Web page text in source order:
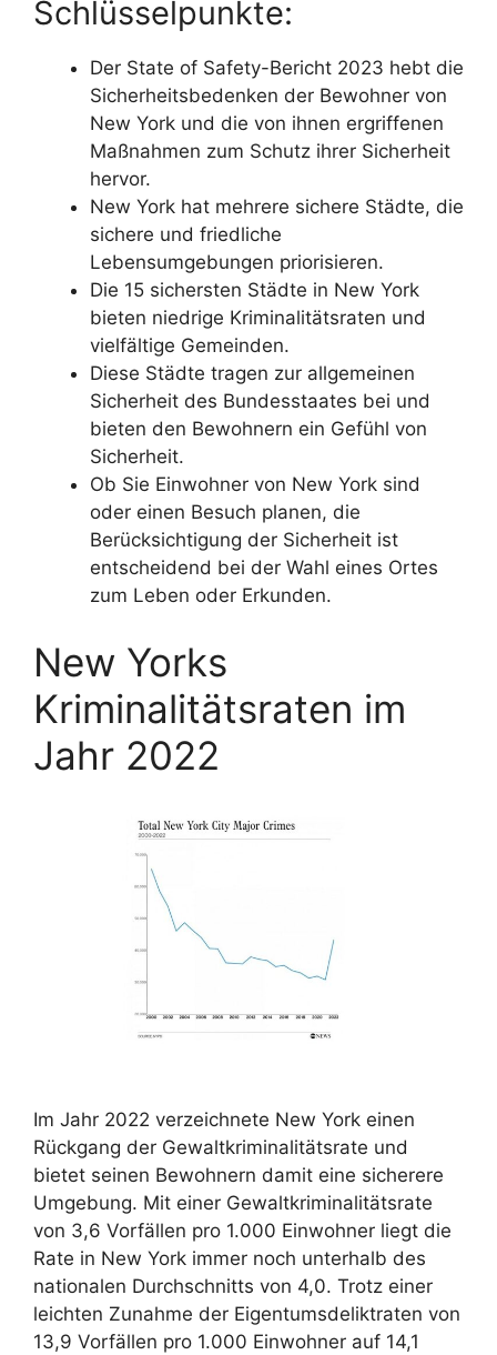
Schlüsselpunkte:
Der State of Safety-Bericht 2023 hebt die
Sicherheitsbedenken der Bewohner von
New York und die von ihnen ergriffenen
Maßnahmen zum Schutz ihrer Sicherheit
hervor.
New York hat mehrere sichere Städte, die
sichere und friedliche
Lebensumgebungen priorisieren.
Die 15 sichersten Städte in New York
bieten niedrige Kriminalitätsraten und
vielfältige Gemeinden.
Diese Städte tragen zur allgemeinen
Sicherheit des Bundesstaates bei und
bieten den Bewohnern ein Gefühl von
Sicherheit.
Ob Sie Einwohner von New York sind
oder einen Besuch planen, die
Berücksichtigung der Sicherheit ist
entscheidend bei der Wahl eines Ortes
zum Leben oder Erkunden.
New Yorks
Kriminalitätsraten im
Jahr 2022
Im Jahr 2022 verzeichnete New York einen
Rückgang der Gewaltkriminalitätsrate und
bietet seinen Bewohnern damit eine sicherere
Umgebung. Mit einer Gewaltkriminalitätsrate
von 3,6 Vorfällen pro 1.000 Einwohner liegt die
Rate in New York immer noch unterhalb des
nationalen Durchschnitts von 4,0. Trotz einer
leichten Zunahme der Eigentumsdeliktraten von
13,9 Vorfällen pro 1.000 Einwohner auf 14,1